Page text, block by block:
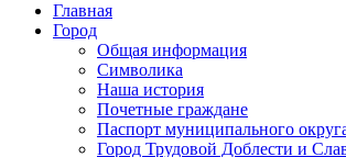
Главная
Город
Общая информация
Символика
Наша история
Почетные граждане
Паспорт муниципального
Город Трудовой Доблести и